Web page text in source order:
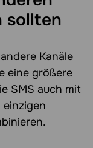
sollten
Kanäle
eine größere
SMS auch mit
einzigen